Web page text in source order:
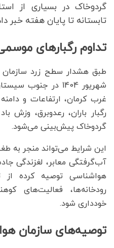
گردوخاک در بسیاری از
تابستانه تا پایان هفته خبر
تداوم رگبارهای
شهریور 1404 در
غرب کرمان، ارتفاعات و
رگبار باران، رعدوبرق، وزش
گردوخاک پیش‌بینی می‌شود.
این شرایط می‌تواند منجر به
آب‌گرفتگی معابر، لغزندگی
هواشناسی توصیه کرده
رودخانه‌ها، فعالیت‌های
خودداری شود.
توصیه‌های سازمان